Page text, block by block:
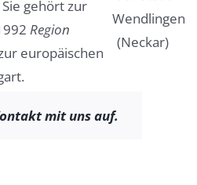
gehört zur
Region
europäischen
mit uns auf.